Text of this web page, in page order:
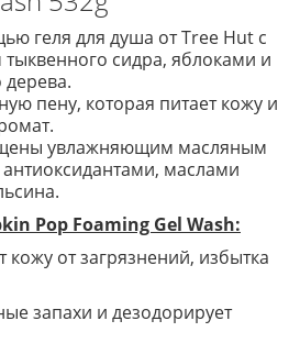
геля для душа от Tree Hut с
сидра, яблоками и
пену, которая питает кожу и
увлажняющим масляным
маслами
Pop Foaming Gel Wash:
от загрязнений, избытка
запахи и дезодорирует